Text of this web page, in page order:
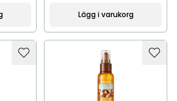
Lägg i varukorg